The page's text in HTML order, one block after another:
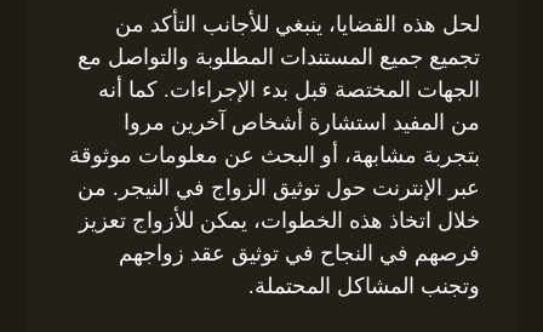
لحل هذه القضايا، ينبغي للأجانب التأكد من
تجميع جميع المستندات المطلوبة والتواصل مع
الجهات المختصة قبل بدء الإجراءات. كما أنه
من المفيد استشارة أشخاص آخرين مروا
بتجربة مشابهة، أو البحث عن معلومات موثوقة
عبر الإنترنت حول توثيق الزواج في النيجر. من
خلال اتخاذ هذه الخطوات، يمكن للأزواج تعزيز
فرصهم في النجاح في توثيق عقد زواجهم
وتجنب المشاكل المحتملة.